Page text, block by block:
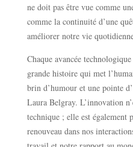
ne doit pas être vue comme
comme la continuité d’une
améliorer notre vie
Chaque avancée
grande histoire qui met
brin d’humour et une pointe
Laura Belgray. L’innovation
technique ; elle est également
renouveau dans nos